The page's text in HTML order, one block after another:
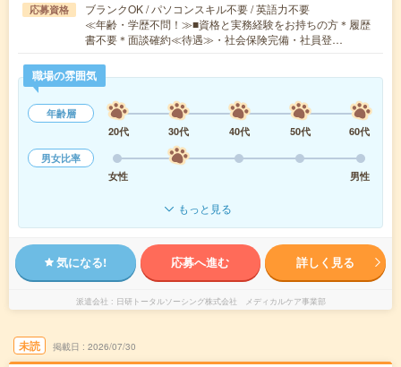
応募資格
ブランクOK / パソコンスキル不要 / 英語力不要
≪年齢・学歴不問！≫■資格と実務経験をお持ちの方＊履歴
書不要＊面談確約≪待遇≫・社会保険完備・社員登…
職場の雰囲気
年齢層
20代
30代 40代 50代
60代
男女比率
女性
男性
もっと見る
気になる! 応募へ進む 詳しく見る
派遣会社 日研トータルソーシング株式会社 メディカルケア事業部
未読 掲載日 2026/07/30